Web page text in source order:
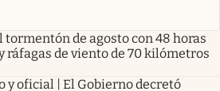
tormentón de agosto con 48 horas
ráfagas de viento de 70 kilómetros
y oficial | El Gobierno decretó